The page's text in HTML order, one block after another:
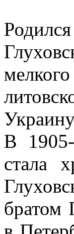
В 1905-
стала
братом